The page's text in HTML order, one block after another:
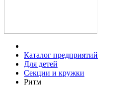
Каталог предприятий
Для детей
Секции и кружки
Ритм